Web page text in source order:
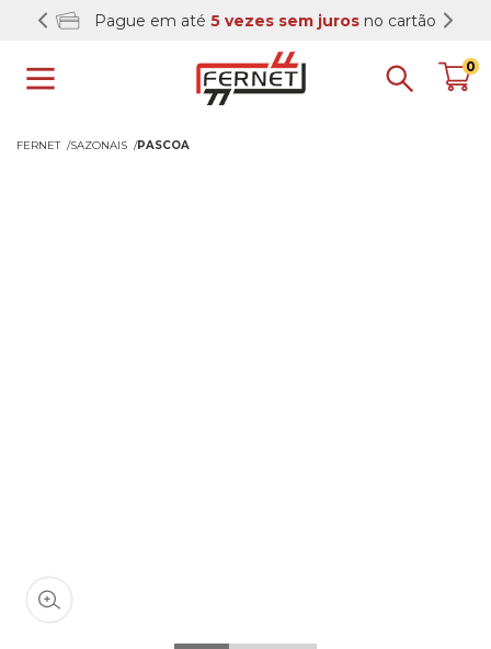
0
Pague em até 5 vezes sem jurosno cartão
FERNET SAZONAIS PASCOA
Clique na imagem para dar zoom